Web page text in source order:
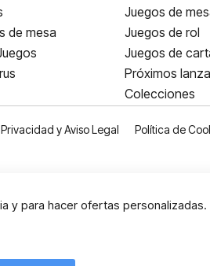
de mesa
Juegos de
Juegos de rol
Juegos de
Próximos
Colecciones
y Aviso Legal Política de
y para hacer ofertas personalizadas.